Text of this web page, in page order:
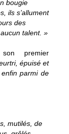
bougie
ils s’allument
des
talent. »
premier
épuisé et
parmi de
mutilés, de